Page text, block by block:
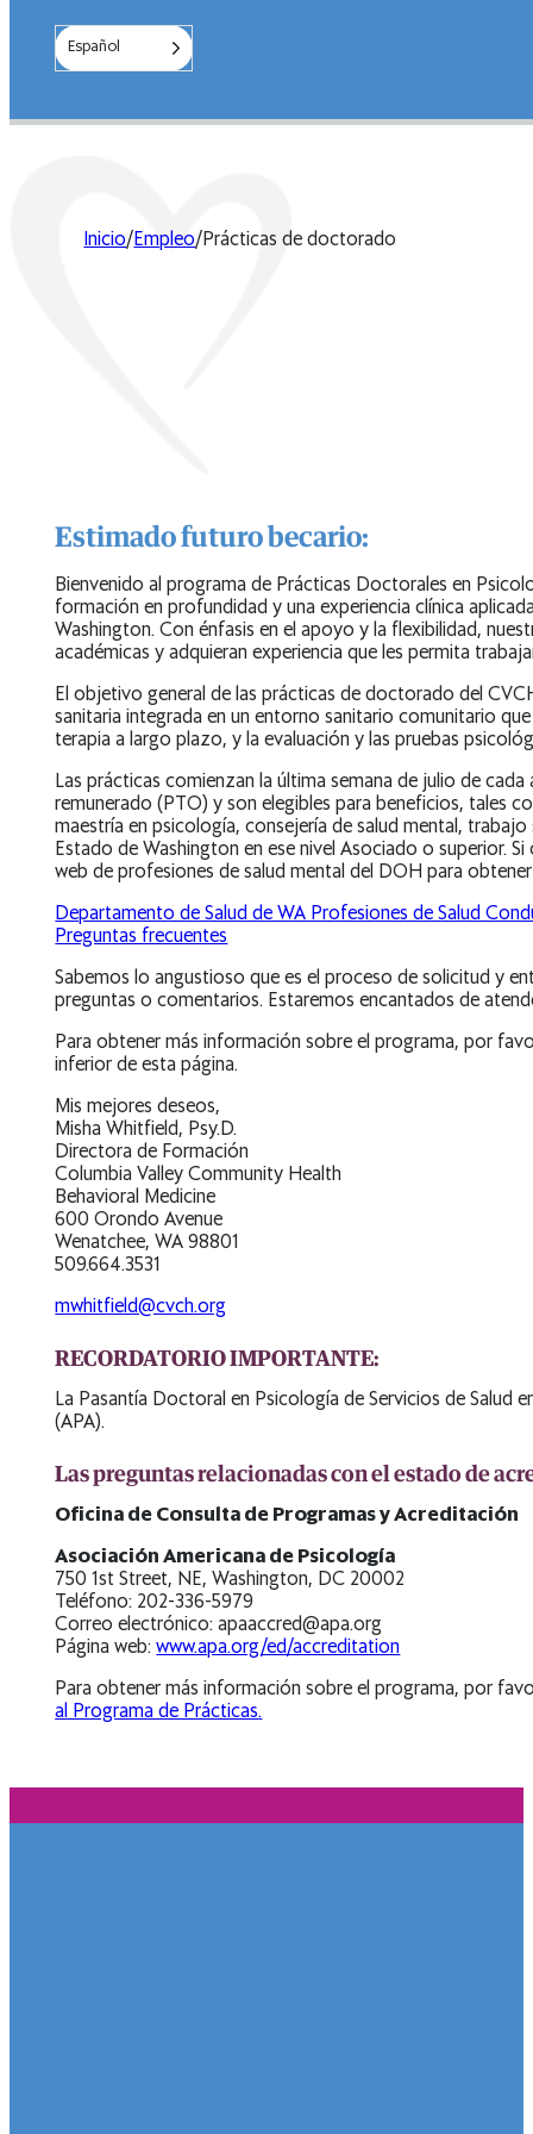
Español
Inicio/Empleo/Prácticas de doctorado
Estimado futuro becario:
Bienvenido al programa de Prácticas Doctorales en
formación en profundidad y una experiencia clínica
Washington. Con énfasis en el apoyo y la flexibilidad,
académicas y adquieran experiencia que les permita
El objetivo general de las prácticas de doctorado del
sanitaria integrada en un entorno sanitario comunitario
terapia a largo plazo, y la evaluación y las pruebas
Las prácticas comienzan la última semana de julio de
remunerado (PTO) y son elegibles para beneficios, tales
maestría en psicología, consejería de salud mental,
Estado de Washington en ese nivel Asociado o superior.
web de profesiones de salud mental del DOH para
Departamento de Salud de WA Profesiones de Salud
Preguntas frecuentes
Sabemos lo angustioso que es el proceso de solicitud y
preguntas o comentarios. Estaremos encantados de
Para obtener más información sobre el programa, por
inferior de esta página.
Mis mejores deseos,
Misha Whitfield, Psy.D.
Directora de Formación
Columbia Valley Community Health
Behavioral Medicine
600 Orondo Avenue
Wenatchee, WA 98801
509.664.3531
mwhitfield@cvch.org
RECORDATORIO IMPORTANTE:
La Pasantía Doctoral en Psicología de Servicios de
(APA).
Las preguntas relacionadas con el estado de
Oficina de Consulta de Programas y Acreditación
Asociación Americana de Psicología
750 1st Street, NE, Washington, DC 20002
Teléfono: 202-336-5979
Correo electrónico:apaaccred@apa.org
Página web:www.apa.org/ed/accreditation
Para obtener más información sobre el programa, por
al Programa de Prácticas.